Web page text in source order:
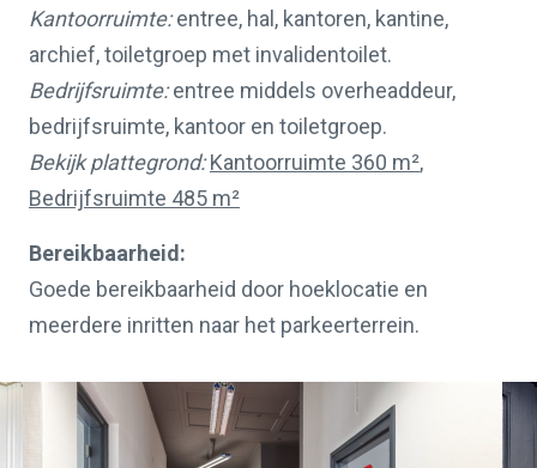
Kantoorruimte:entree, hal, kantoren, kantine,
archief, toiletgroep met invalidentoilet.
Bedrijfsruimte:entree middels overheaddeur,
bedrijfsruimte, kantoor en toiletgroep.
Bekijk plattegrond:Kantoorruimte 360 m²,
Bedrijfsruimte 485 m²
Bereikbaarheid:
Goede bereikbaarheid door hoeklocatie en
meerdere inritten naar het parkeerterrein.